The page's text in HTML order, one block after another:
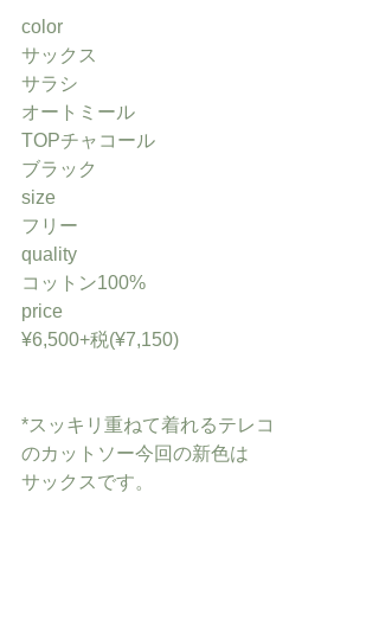
color
サックス
サラシ
オートミール
TOPチャコール
ブラック
size
フリー
quality
コットン100%
price
¥6,500+税(¥7,150)
*スッキリ重ねて着れるテレコ
のカットソー今回の新色は
サックスです。